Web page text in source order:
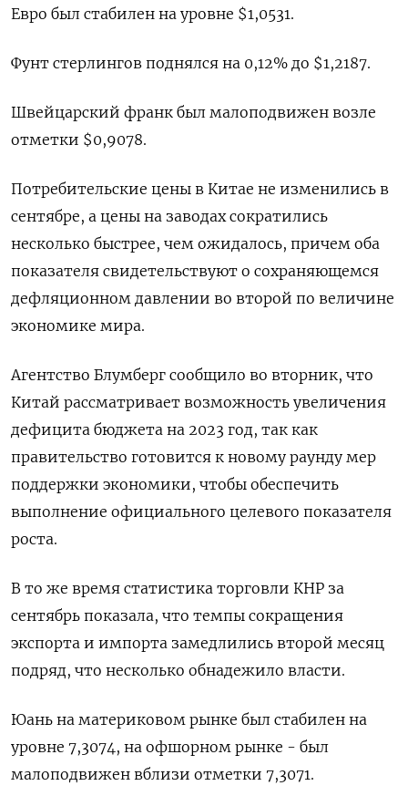
Евро был стабилен на уровне $1,0531​.
Фунт стерлингов поднялся на 0,12% до $1,2187​.
Швейцарский франк был малоподвижен возле
отметки $0,9078​.
Потребительские цены в Китае не изменились в
сентябре, а цены на заводах сократились
несколько быстрее, чем ожидалось, причем оба
показателя свидетельствуют о сохраняющемся
дефляционном давлении во второй по величине
экономике мира.
Агентство Блумберг сообщило во вторник, что
Китай рассматривает возможность увеличения
дефицита бюджета на 2023 год, так как
правительство готовится к новому раунду мер
поддержки экономики, чтобы обеспечить
выполнение официального целевого показателя
роста.
В то же время статистика торговли КНР за
сентябрь показала, что темпы сокращения
экспорта и импорта замедлились второй месяц
подряд, что несколько обнадежило власти.
Юань на материковом рынке был стабилен на
уровне 7,3074​, на офшорном рынке - был
малоподвижен вблизи отметки 7,3071.